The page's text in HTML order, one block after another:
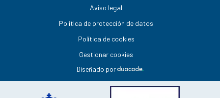
Aviso legal
Política de protección de datos
Política de cookies
Gestionar cookies
Diseñado por